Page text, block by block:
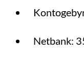
Netbank: